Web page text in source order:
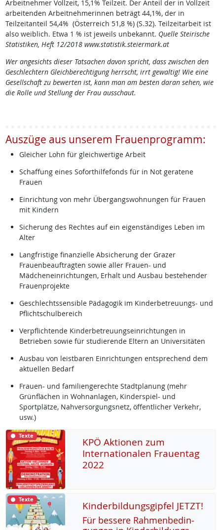
Arbeitnehmer Vollzeit, 15,1% Teilzeit. Der Anteil der in Vollzeit
arbeitenden Arbeitnehmerinnen beträgt 44,1%, der in
Teilzeitanteil 54,4% (Österreich 51,8 %) (S.32). Teilzeitarbeit ist
also weiblich. Etwa 1 % ist jeweils unbekannt. Quelle Steirische
Statistiken, Heft 12/2018 www.statistik.steiermark.at
Wer angesichts dieser Tatsachen davon spricht, dass zwischen den
Geschlechtern Gleichberechtigung herrscht, irrt gewaltig! Wie eine
Gesellschaft zu bewerten ist, kann man am besten daran sehen, wie
die Rolle und Stellung der Frau ausschaut.
Auszüge aus unserem Frauenprogramm:
Gleicher Lohn für gleichwertige Arbeit
Schaffung eines Soforthilfefonds für in Not geratene
Frauen
Einrichtung von mehr Übergangswohnungen für Frauen
mit Kindern
Sicherung des Rechtes auf ein eigenständiges Leben im
Alter
Langfristige finanzielle Absicherung der Grazer
Frauenbeauftragten sowie aller Frauen- und
Mädcheneinrichtungen, Erhalt und Ausbau bestehender
Frauenprojekte
Geschlechtssensible Pädagogik im Kinderbetreuungs- und
Pflichtschulbereich
Verpflichtende Kinderbetreuungseinrichtungen in
Betrieben sowie für studierende Eltern an Universitäten
Ausbau von leistbaren Einrichtungen entsprechend dem
aktuellen Bedarf
Frauen- und familiengerechte Stadtplanung (mehr
Grünflächen in Wohnanlagen, Kinderspiel- und
Sportplätze, Nahversorgungsnetz, öffentlicher Verkehr,
usw.)
Texte
KPÖ Aktionen zum
Internationalen Frauentag
2022
Texte Kinderbildungsgipfel JETZT!
Für bes­se­re Rah­men­be­din­